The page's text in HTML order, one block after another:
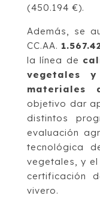
(450.194 €).
Además, se
CC.AA.
la línea de
vegetales
materiales
objetivo dar
distintos
evaluación
tecnológica
vegetales, y
certificación
vivero.